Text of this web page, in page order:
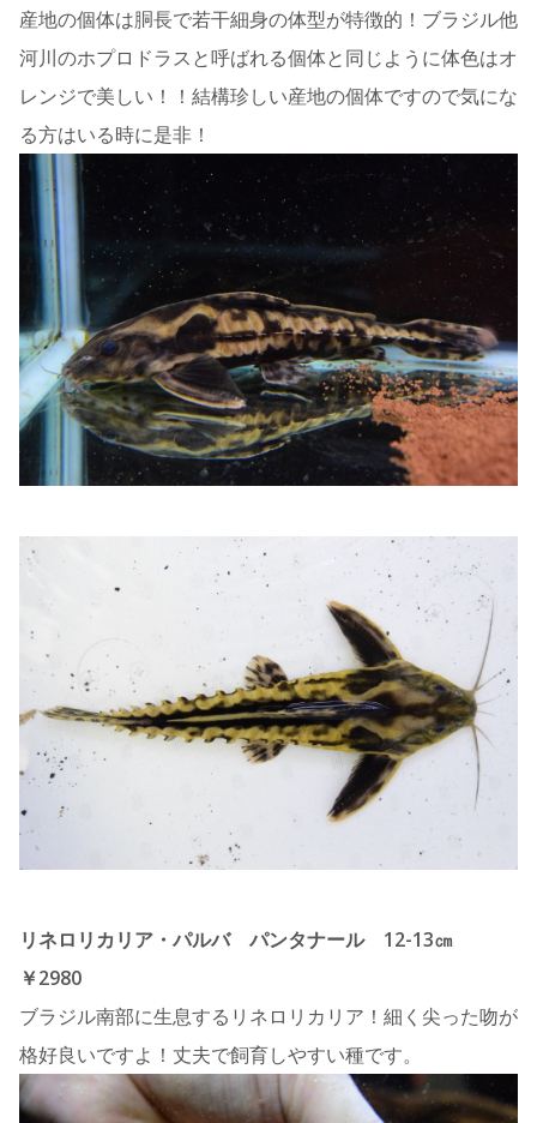
産地の個体は胴長で若干細身の体型が特徴的！ブラジル他
河川のホプロドラスと呼ばれる個体と同じように体色はオ
レンジで美しい！！結構珍しい産地の個体ですので気にな
る方はいる時に是非！
リネロリカリア・パルバ パンタナール 12-13㎝
￥2980
ブラジル南部に生息するリネロリカリア！細く尖った吻が
格好良いですよ！丈夫で飼育しやすい種です。